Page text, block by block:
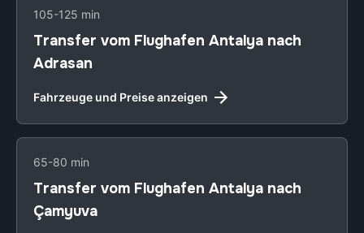
105-125 min
Transfer vom Flughafen Antalya nach
Adrasan
Fahrzeuge und Preise anzeigen
65-80 min
Transfer vom Flughafen Antalya nach
Çamyuva